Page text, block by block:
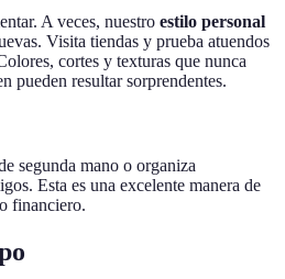
A veces, nuestro estilo personal
Visita tiendas y prueba atuendos
cortes y texturas que nunca
pueden resultar sorprendentes.
segunda mano o organiza
Esta es una excelente manera de
financiero.